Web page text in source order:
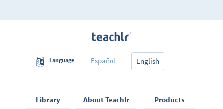
Language Español English
Library About Teachlr Products